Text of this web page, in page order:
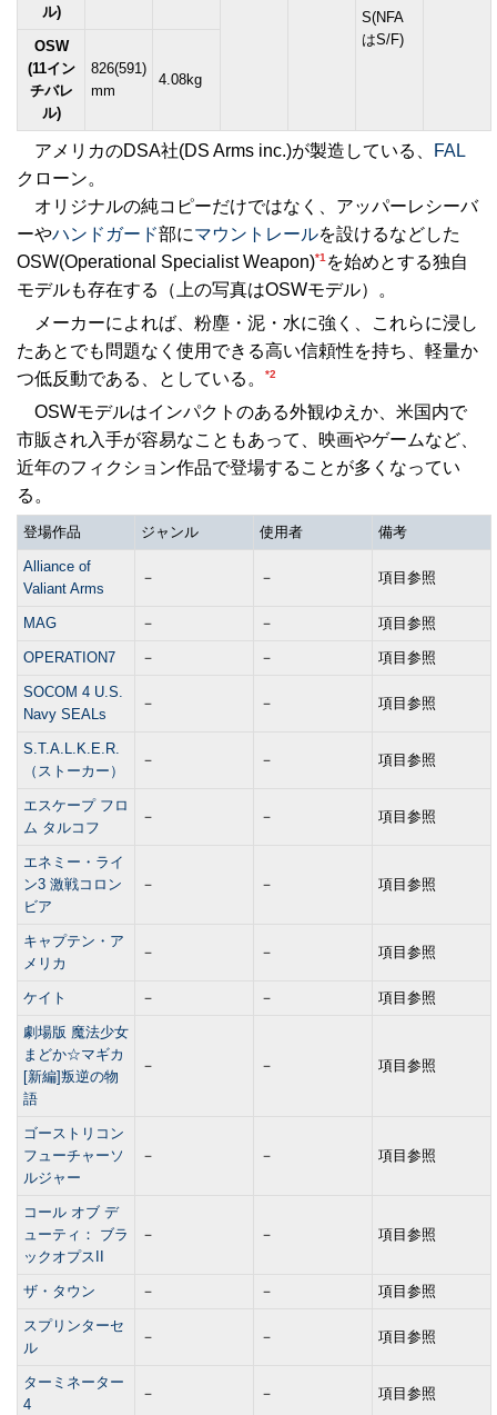
ル)
S(NFA
はS/F)
OSW
(11イン
チバレ
ル)
826(591)
mm
4.08kg
アメリカのDSA社(DS Arms inc.)が製造している、
FAL
クローン。
オリジナルの純コピーだけではなく、アッパーレシーバ
ーやハンドガード部にマウントレールを設けるなどした
OSW(Operational Specialist Weapon)*1 を始めとする独自
モデルも存在する（上の写真はOSWモデル）。
メーカーによれば、粉塵・泥・水に強く、これらに浸し
たあとでも問題なく使用できる高い信頼性を持ち、軽量か
つ低反動である、としている。
*2
OSWモデルはインパクトのある外観ゆえか、米国内で
市販され入手が容易なこともあって、映画やゲームなど、
近年のフィクション作品で登場することが多くなってい
る。
登場作品 ジャンル 使用者 備考
Alliance of
Valiant Arms
－ － 項目参照
MAG － － 項目参照
OPERATION7 － － 項目参照
SOCOM 4 U.S.
Navy SEALs
－ － 項目参照
S.T.A.L.K.E.R.
（ストーカー）
－ － 項目参照
エスケープ フロ
ム タルコフ
－ － 項目参照
エネミー・ライ
ン3 激戦コロン
ビア
－ － 項目参照
キャプテン・ア
メリカ
－ － 項目参照
ケイト － － 項目参照
劇場版 魔法少女
まどか☆マギカ
[新編]叛逆の物
語
－ － 項目参照
ゴーストリコン
フューチャーソ
ルジャー
－ － 項目参照
コール オブ デ
ューティ： ブラ
ックオプスII
－ － 項目参照
ザ・タウン － － 項目参照
スプリンターセ
ル
－ － 項目参照
ターミネーター
4
－ － 項目参照